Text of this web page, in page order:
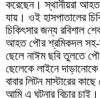
করেছেন। স্থানীয়রা
যায়। ওই হাসপাতালের
চিকিৎসার জন্য রবিশাল
আহত পৌর শ্রমিকদল সহ-
ছেলে নাঈম ছবি তুলতে
ছেলেকে লাইনে
বাবার লিটন মাস্টারের
আমি এ ঘটনার বিচার চাই।